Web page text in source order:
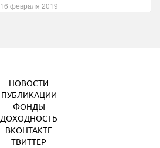
16 февраля 2019
НОВОСТИ
ПУБЛИКАЦИИ
ФОНДЫ
ДОХОДНОСТЬ
ВКОНТАКТЕ
ТВИТТЕР